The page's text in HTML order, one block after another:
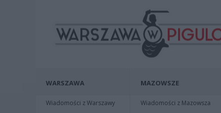
WARSZAWA
Wiadomości z Warszawy
MAZOWSZE
Wiadomości z Mazowsza